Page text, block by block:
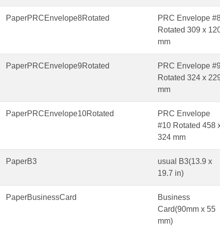
PaperPRCEnvelope8Rotated
PRC Envelope
Rotated 309 x
mm
PaperPRCEnvelope9Rotated
PRC Envelope
Rotated 324 x
mm
PaperPRCEnvelope10Rotated
PRC Envelope
#10 Rotated 458
324 mm
PaperB3
usual B3(13.9 x
19.7 in)
PaperBusinessCard
Business
Card(90mm x 55
mm)